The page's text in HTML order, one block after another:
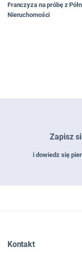
Franczyza na próbę z
Nieruchomości
Zapisz
i dowiedz się
EMAIL
Kontakt